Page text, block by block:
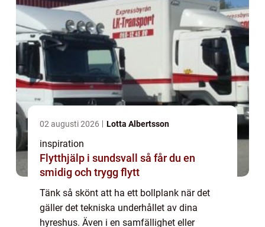
02 augusti 2026 Lotta Albertsson
inspiration
Flytthjälp i sundsvall så får du en
smidig och trygg flytt
Tänk så skönt att ha ett bollplank när det
gäller det tekniska underhållet av dina
hyreshus. Även i en samfällighet eller